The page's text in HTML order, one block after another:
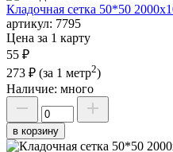
Кладочная сетка 50*50
артикул: 7795
Цена за 1 карту
55 ₽
273 ₽ (за 1 метр2)
Наличие: много
в корзину